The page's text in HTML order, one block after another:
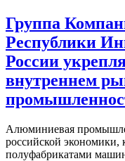
Группа
Республики
России
внутреннем
Алюминиевая
российской экономики,
полуфабрикатами